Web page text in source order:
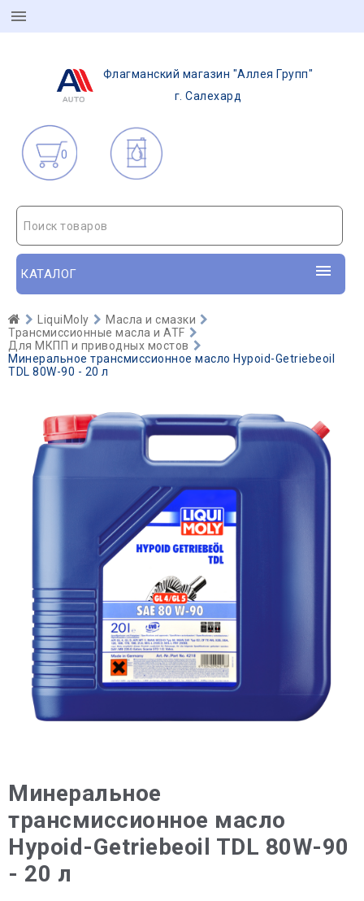
Флагманский магазин "Аллея Групп"
г. Салехард
0
Поиск товаров
КАТАЛОГ
LiquiMoly
Масла и смазки
Трансмиссионные масла и ATF
Для МКПП и приводных мостов
Минеральное трансмиссионное масло Hypoid-Getriebeoil
TDL 80W-90 - 20 л
Минеральное
трансмиссионное масло
Hypoid-Getriebeoil TDL 80W-90
- 20 л